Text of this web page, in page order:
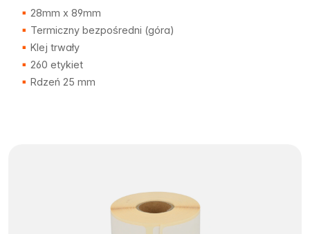
28mm x 89mm
Termiczny bezpośredni (góra)
Klej trwały
260 etykiet
Rdzeń 25 mm